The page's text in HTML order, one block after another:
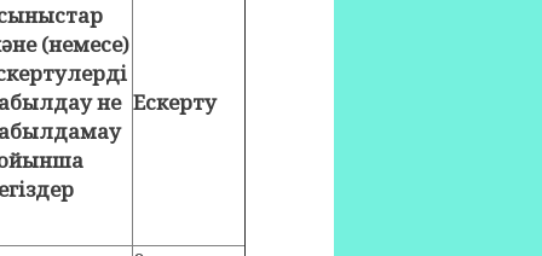
(немесе)
не Ескерту